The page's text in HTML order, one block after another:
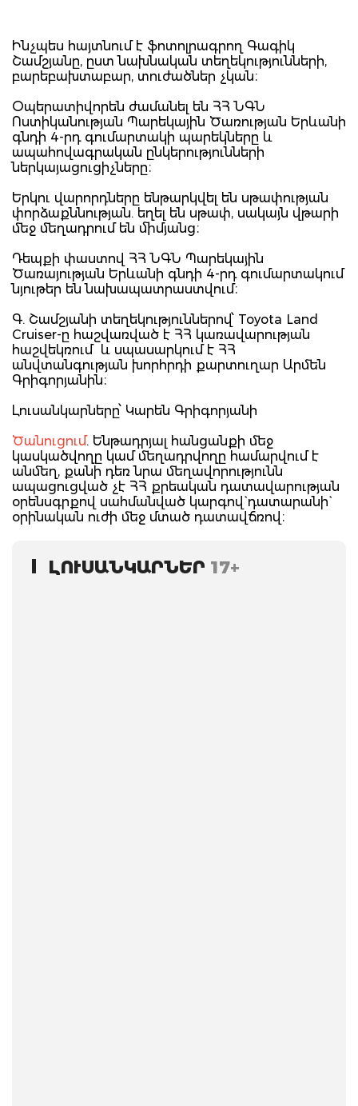
Ինչպես հայտնում է ֆոտոլրագրող Գագիկ
Շամշյանը, ըստ նախնական տեղեկությունների,
բարեբախտաբար, տուժածներ չկան։
Օպերատիվորեն ժամանել են ՀՀ ՆԳՆ
Ոստիկանության Պարեկային Ծառության Երևանի
գնդի 4-րդ գումարտակի պարեկները և
ապահովագրական ընկերությունների
ներկայացուցիչները։
Երկու վարորդները ենթարկվել են սթափության
փորձաքննության. եղել են սթափ, սակայն վթարի
մեջ մեղադրում են միմյանց։
Դեպքի փաստով ՀՀ ՆԳՆ Պարեկային
Ծառայության Երևանի գնդի 4-րդ գումարտակում
նյութեր են նախապատրաստվում։
Գ. Շամշյանի տեղեկություններով՝ Toyota Land
Cruiser-ը հաշվառված է ՀՀ կառավարության
հաշվեկռում և սպասարկում է ՀՀ
անվտանգության խորհրդի քարտուղար Արմեն
Գրիգորյանին։
Լուսանկարները՝ Կարեն Գրիգորյանի
Ծանուցում. Ենթադրյալ հանցանքի մեջ
կասկածվողը կամ մեղադրվողը համարվում է
անմեղ, քանի դեռ նրա մեղավորությունն
ապացուցված չէ ՀՀ քրեական դատավարության
օրենսգրքով սահմանված կարգով` դատարանի`
օրինական ուժի մեջ մտած դատավճռով։
ԼՈՒՍԱՆԿԱՐՆԵՐ 17+